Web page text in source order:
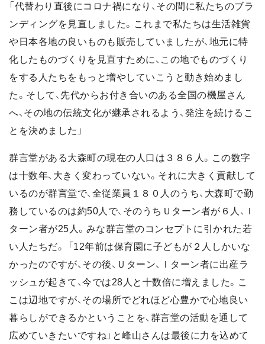
「代替わり直後にコロナ禍になり、その間に私たちのブラ
ンディングを見直しました。これまで私たちは生活雑貨
や日本各地の良いものも販売していましたが、地元に特
化したものづくりを見直すために、この地でものづくり
をする人たちをもっと増やしていこうと動き始めまし
た。そして、先代からお付き合いのある全国の機屋さん
へ、その地の伝統文化が継承されるよう、発注を続けるこ
とを決めました」
群言堂がある大森町の現在の人口は３８６人。この数字
は十数年、大きく変わっていない。それに大きく貢献して
いるのが群言堂で、全従業員１８０人のうち、大森町で勤
務しているのは約50人で、そのうちＵターン者が６人、Ｉ
ターン者が25人。みな群言堂のコンセプトに引かれた若
い人たちだ。 「12年前は保育園に子どもが２人しかいな
かったのですが、その後、Ｕターン、Ｉターン者に出産ラ
ッシュが起きて、今では28人と十数倍に増えました。こ
こは辺地ですが、その場所でどれほど心豊かで心地良い
暮らしができるかということを、群言堂の活動を通して
広めていきたいですね」と峰山さんは最後に力を込めて